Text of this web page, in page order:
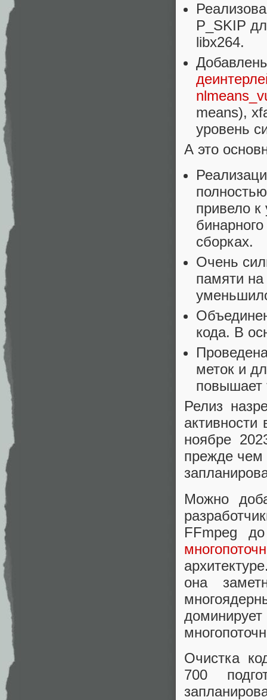
P_SKIP
libx264.
means),
уровень
А это
привело
сборках.
Очень
памяти
кода. В
меток и
повышает
Релиз
ноябре
прежде чем
Можно
FFmpeg
она
Очистка
700